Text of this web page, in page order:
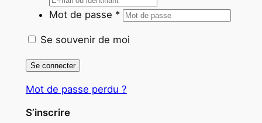
Mot de passe *
Se souvenir de moi
Se connecter
Mot de passe perdu ?
S’inscrire